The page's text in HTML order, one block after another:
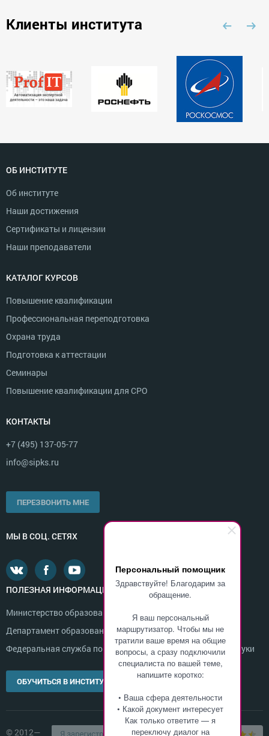
Персональный помощник
Здравствуйте! Благодарим за
обращение.
Я ваш персональный
маршрутизатор. Чтобы мы не
тратили ваше время на общие
вопросы, а сразу подключили
специалиста по вашей теме,
напишите коротко:
• Ваша сфера деятельности
• Какой документ интересует
Как только ответите — я
переключу диалог на
Клиенты института
ОБ ИНСТИТУТЕ
Об институте
Наши достижения
Сертификаты и лицензии
Наши преподаватели
КАТАЛОГ КУРСОВ
Повышение квалификации
Профессиональная переподготовка
Охрана труда
Подготовка к аттестации
Семинары
Повышение квалификации для СРО
КОНТАКТЫ
+7 (495) 137-05-77
info@sipks.ru
ПЕРЕЗВОНИТЬ МНЕ
МЫ В СОЦ. СЕТЯХ
ПОЛЕЗНАЯ ИНФОРМАЦИЯ
Министерство образования и науки России
Департамент образования г. Москвы
Федеральная служба по надзору в сфере образования и науки
ОБУЧИТЬСЯ В ИНСТИТУТЕ
© 2012—